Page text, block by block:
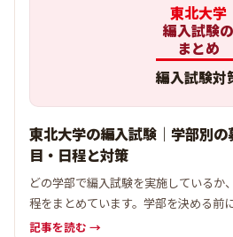
東北大学
編入試験の
まとめ
編入試験対
東北大学の編入試験｜学部別
目・日程と対策
どの学部で編入試験を実施しているか
程をまとめています。学部を決める前
記事を読む →